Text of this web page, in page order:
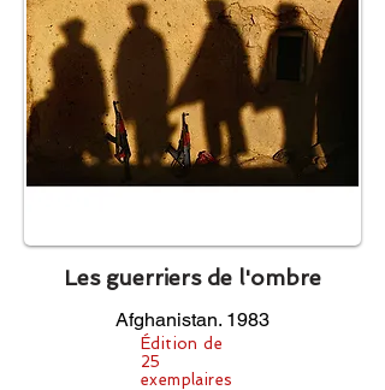
Les guerriers de l'ombre
Afghanistan. 1983
Édition de
25
exemplaires